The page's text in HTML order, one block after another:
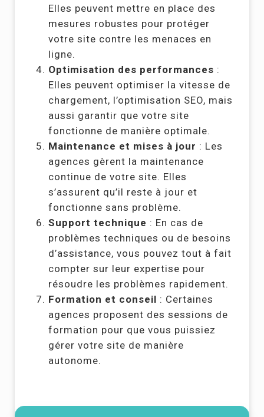
Elles peuvent mettre en place des
mesures robustes pour protéger
votre site contre les menaces en
ligne.
Optimisation des performances :
Elles peuvent optimiser la vitesse de
chargement, l’optimisation SEO, mais
aussi garantir que votre site
fonctionne de manière optimale.
Maintenance et mises à jour : Les
agences gèrent la maintenance
continue de votre site. Elles
s’assurent qu’il reste à jour et
fonctionne sans problème.
Support technique : En cas de
problèmes techniques ou de besoins
d’assistance, vous pouvez tout à fait
compter sur leur expertise pour
résoudre les problèmes rapidement.
Formation et conseil : Certaines
agences proposent des sessions de
formation pour que vous puissiez
gérer votre site de manière
autonome.